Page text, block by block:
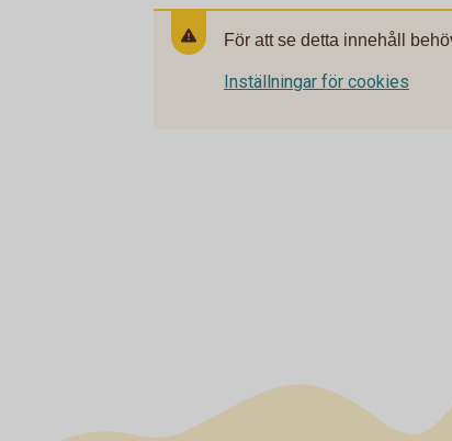
För att se detta innehåll
Inställningar för cookies